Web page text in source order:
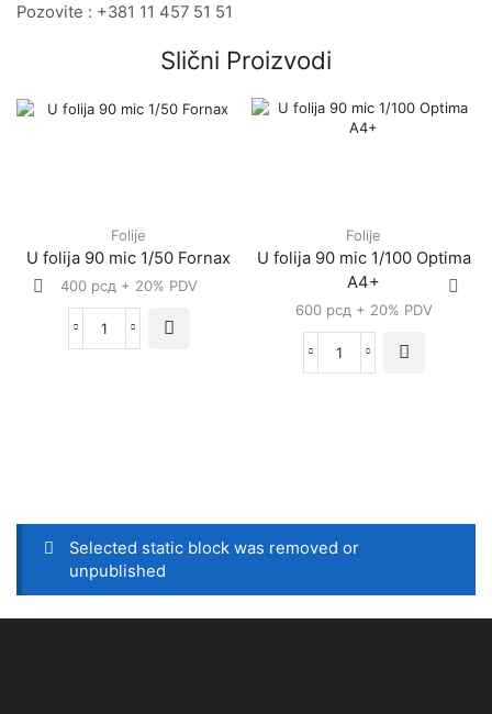
Pozovite : +381 11 457 51 51
Slični Proizvodi
Folije
U folija 90 mic 1/50 Fornax
400 рсд + 20% PDV
Folije
U folija 90 mic 1/100 Optima
A4+
600 рсд + 20% PDV
Selected static block was removed or
unpublished